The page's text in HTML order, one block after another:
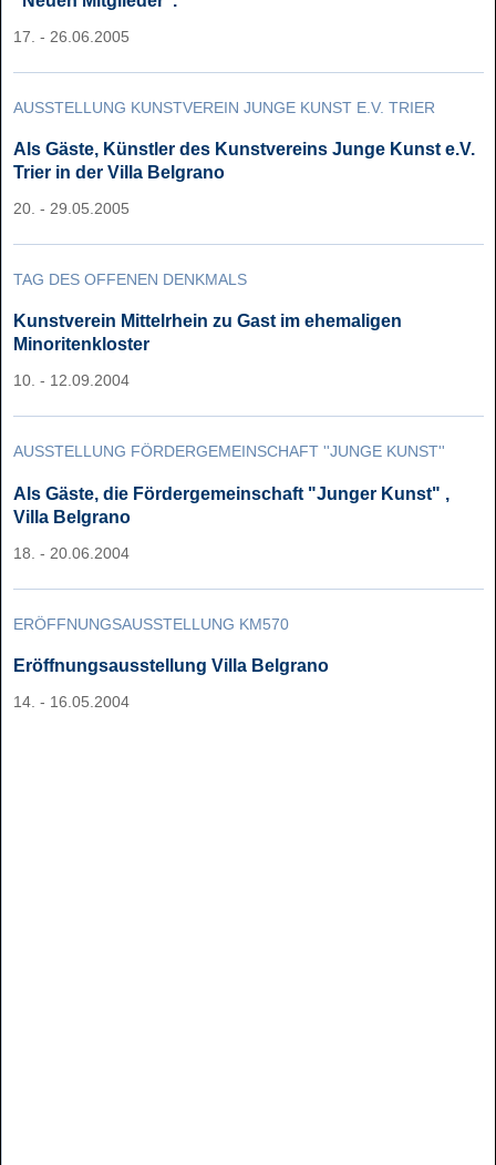
17. - 26.06.2005
AUSSTELLUNG KUNSTVEREIN JUNGE KUNST E.V. TRIER
Als Gäste, Künstler des Kunstvereins Junge Kunst e.V.
Trier in der Villa Belgrano
20. - 29.05.2005
TAG DES OFFENEN DENKMALS
Kunstverein Mittelrhein zu Gast im ehemaligen
Minoritenkloster
10. - 12.09.2004
AUSSTELLUNG FÖRDERGEMEINSCHAFT ''JUNGE KUNST''
Als Gäste, die Fördergemeinschaft "Junger Kunst" ,
Villa Belgrano
18. - 20.06.2004
ERÖFFNUNGSAUSSTELLUNG KM570
Eröffnungsausstellung Villa Belgrano
14. - 16.05.2004